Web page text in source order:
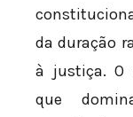
da duração
à justiça. O
que